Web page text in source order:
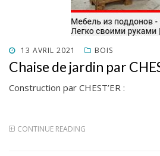
POSTED
ON
13 AVRIL 2021 BOIS
Chaise de jardin par
Construction par CHEST’ER :
CONTINUE READING